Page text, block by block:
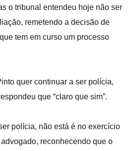
o tribunal entendeu hoje não ser
remetendo a decisão de
tem em curso um processo
quer continuar a ser polícia,
que “claro que sim”.
polícia, não está é no exercício
reconhecendo que o